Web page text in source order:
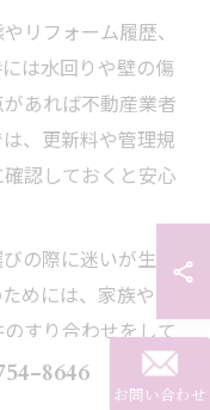
リフォーム履歴、
は水回りや壁の傷
あれば不動産業者
、更新料や管理規
認しておくと安心
の際に迷いが生じ
めには、家族や同
すり合わせをして
8646
お問い合わせ